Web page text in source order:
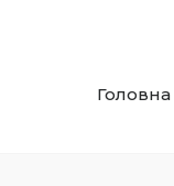
Головна